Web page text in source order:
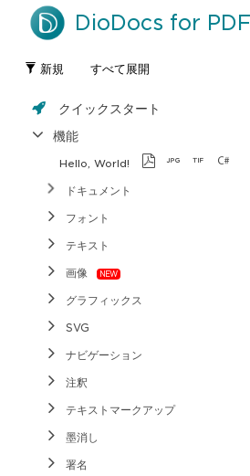
DioDocs for PDF
新規 すべて展開
クイックスタート
機能
Hello, World!
ドキュメント
フォント
テキスト
画像
グラフィックス
SVG
ナビゲーション
注釈
テキストマークアップ
墨消し
署名